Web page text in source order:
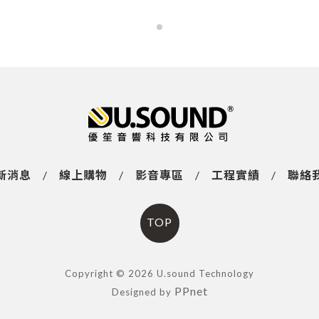
消息 / 線上購物 / 影音專區 / 工程實績 / 聯絡
TOP
Copyright © 2026 U.sound Technology
Designed by PPnet